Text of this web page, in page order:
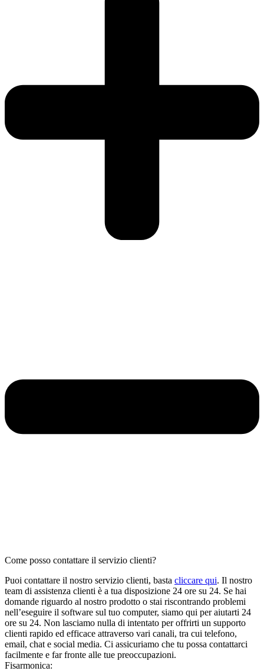
Come posso contattare il servizio clienti?
Puoi contattare il nostro servizio clienti, basta cliccare qui. Il nostro
team di assistenza clienti è a tua disposizione 24 ore su 24. Se hai
domande riguardo al nostro prodotto o stai riscontrando problemi
nell’eseguire il software sul tuo computer, siamo qui per aiutarti 24
ore su 24. Non lasciamo nulla di intentato per offrirti un supporto
clienti rapido ed efficace attraverso vari canali, tra cui telefono,
email, chat e social media. Ci assicuriamo che tu possa contattarci
facilmente e far fronte alle tue preoccupazioni.
Fisarmonica: